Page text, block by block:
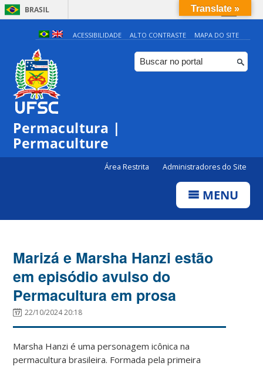
BRASIL
Simplifique!
Comunica BR
Participe
ACESSIBILIDADE ALTO CONTRASTE MAPA DO SITE
Permacultura |
Permaculture
Área Restrita Administradores do Site
MENU
Marizá e Marsha Hanzi estão
em episódio avulso do
Permacultura em prosa
22/10/2024 20:18
Marsha Hanzi é uma personagem icônica na
permacultura brasileira. Formada pela primeira
Translate »